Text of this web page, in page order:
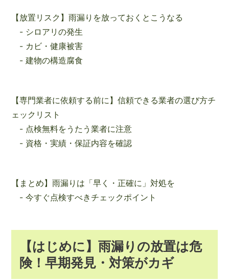
【放置リスク】雨漏りを放っておくとこうなる
- シロアリの発生
- カビ・健康被害
- 建物の構造腐食
【専門業者に依頼する前に】信頼できる業者の選び方チ
ェックリスト
- 点検無料をうたう業者に注意
- 資格・実績・保証内容を確認
【まとめ】雨漏りは「早く・正確に」対処を
- 今すぐ点検すべきチェックポイント
【はじめに】雨漏りの放置は危
険！早期発見・対策がカギ